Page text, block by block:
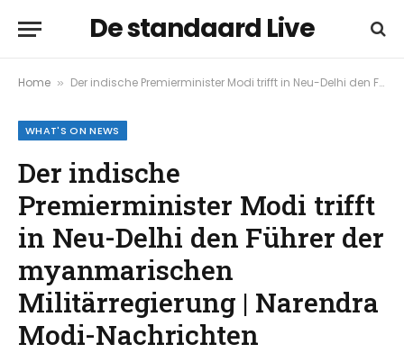
De standaard Live
Home » Der indische Premierminister Modi trifft in Neu-Delhi den Führer der myanmarischen Militärregierung | Narendra Modi-Nachrichten
WHAT'S ON NEWS
Der indische
Premierminister Modi trifft
in Neu-Delhi den Führer der
myanmarischen
Militärregierung | Narendra
Modi-Nachrichten